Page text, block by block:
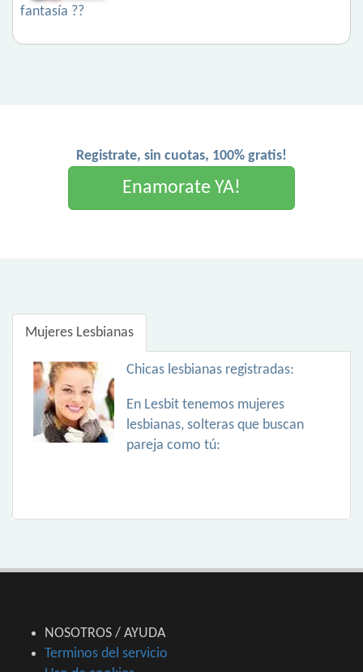
fantasía ??
Registrate, sin cuotas, 100% gratis!
Enamorate YA!
Mujeres Lesbianas
Chicas lesbianas registradas:
En Lesbit tenemos mujeres
lesbianas, solteras que buscan
pareja como tú:
NOSOTROS / AYUDA
Terminos del servicio